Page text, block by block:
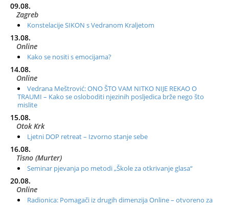
09.08.
Zagreb
Konstelacije SIKON s Vedranom Kraljetom
13.08.
Online
Kako se nositi s emocijama?
14.08.
Online
Vedrana Meštrović: ONO ŠTO VAM NITKO NIJE REKAO O
TRAUMI – Kako se osloboditi njezinih posljedica brže nego što
mislite
15.08.
Otok Krk
Ljetni DOP retreat – Izvorno stanje sebe
16.08.
Tisno (Murter)
Seminar pjevanja po metodi „Škole za otkrivanje glasa“
20.08.
Online
Radionica: Pomagači iz drugih dimenzija Online – otvoreno za